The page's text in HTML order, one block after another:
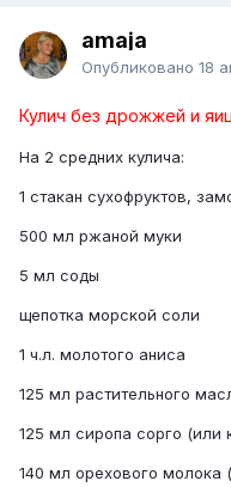
amaja
Опубликовано 18
Кулич без дрожжей и
На 2 средних кулича:
1 стакан сухофруктов,
500 мл ржаной муки
5 мл соды
щепотка морской соли
1 ч.л. молотого аниса
125 мл растительного
125 мл сиропа сорго (или
140 мл орехового молока